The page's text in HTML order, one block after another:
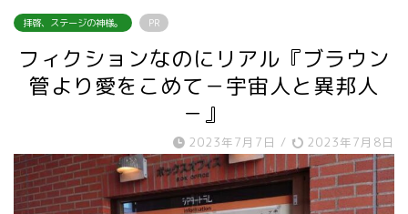
拝啓、ステージの神様。 PR
フィクションなのにリアル『ブラウン
管より愛をこめて－宇宙人と異邦人
－』
2023年7月7日 / 2023年7月8日